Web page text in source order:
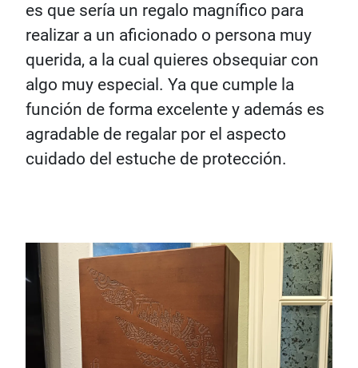
es que sería un regalo magnífico para
realizar a un aficionado o persona muy
querida, a la cual quieres obsequiar con
algo muy especial. Ya que cumple la
función de forma excelente y además es
agradable de regalar por el aspecto
cuidado del estuche de protección.